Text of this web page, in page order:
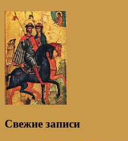
Свежие записи